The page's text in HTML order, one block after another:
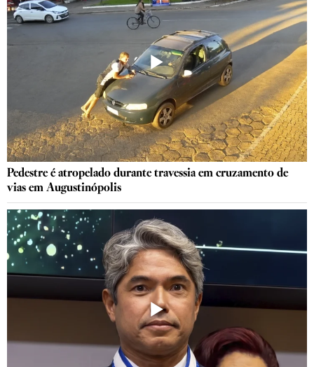
Pedestre é atropelado durante travessia em cruzamento de
vias em Augustinópolis